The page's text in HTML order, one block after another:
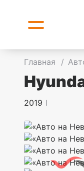
Главная /
2019 I